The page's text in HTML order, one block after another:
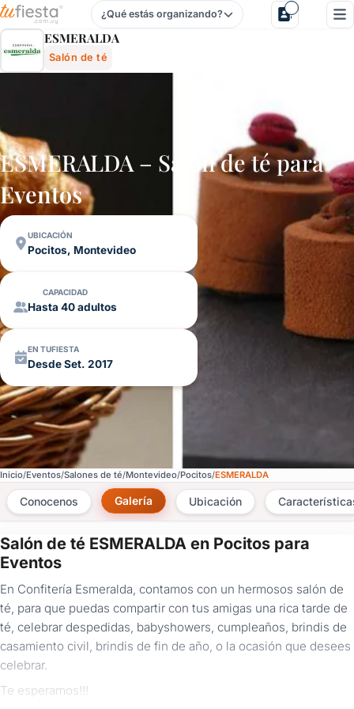
Esmeralda - Salón De Té En Pocitos, Montevideo, Uruguay
¿Qué estás organizando?
ESMERALDA
Salón de té
ESMERALDA – Salón de té para
Eventos
UBICACIÓN
Pocitos, Montevideo
CAPACIDAD
Hasta 40 adultos
EN TUFIESTA
Desde Set. 2017
Inicio Eventos Salones de té Montevideo Pocitos ESMERALDA
Conocenos Galería Ubicación
Salón de té ESMERALDA en Pocitos para
Eventos
En Confitería Esmeralda, contamos con un hermosos salón de
té, para que puedas compartir con tus amigas una rica tarde de
té, celebrar despedidas, babyshowers, cumpleaños, brindis de
casamiento civil, brindis de fin de año, o la ocasión que desees
celebrar.
Te esperamos!!!
×
Consultar
¿Ya
tenés
cuenta?
Iniciá
aquí